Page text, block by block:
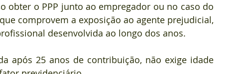
obter o PPP junto ao empregador ou no caso do
comprovem a exposição ao agente prejudicial,
desenvolvida ao longo dos anos.
após 25 anos de contribuição, não exige idade